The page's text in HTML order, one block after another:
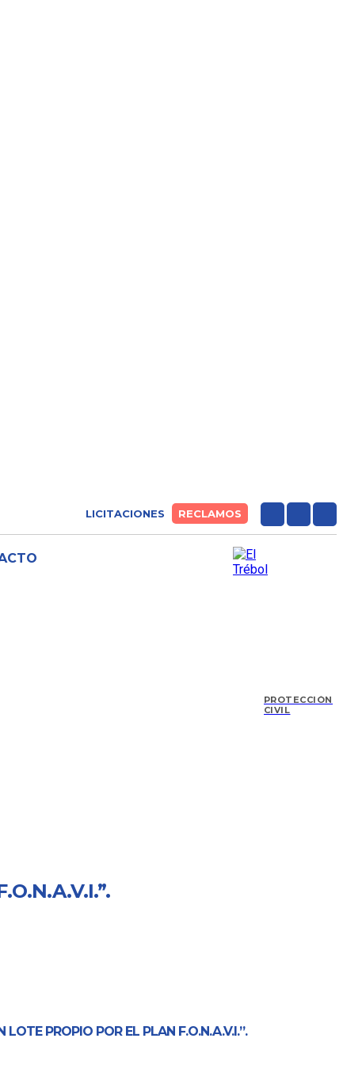
LICITACIONES RECLAMOS
PROTECCIÓN
CIVIL
PROPIO POR EL PLAN F.O.N.A.V.I.”.